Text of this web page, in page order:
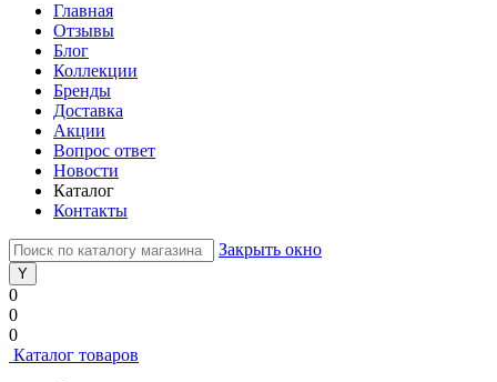
Главная
Отзывы
Блог
Коллекции
Бренды
Доставка
Акции
Вопрос ответ
Новости
Каталог
Контакты
Закрыть окно
0
0
0
Каталог товаров